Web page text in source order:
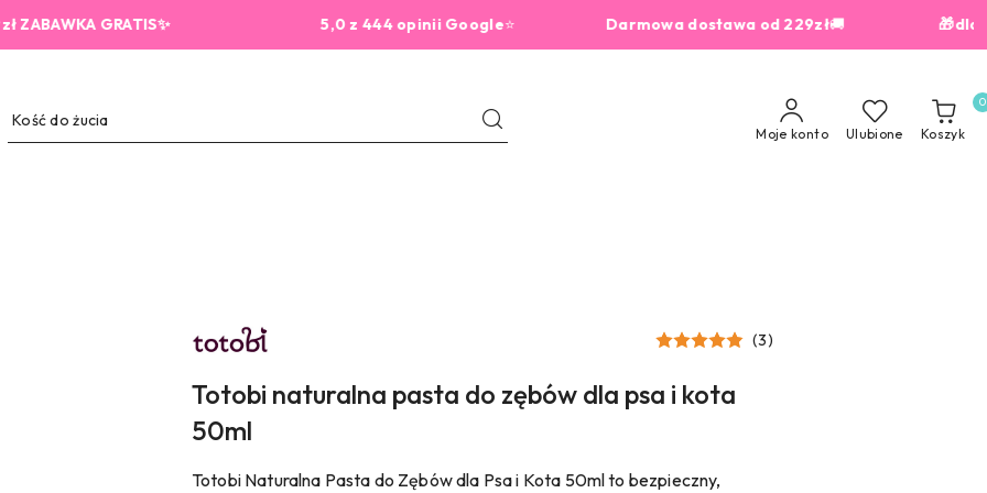
GRATIS✨ 5,0 z 444 opinii Google⭐ Darmowa dostawa od 229zł🚚🎁dla zamówień
Moje konto Ulubione Koszyk
0
NAZWA
PRODUCENTA:
TOTOBI
(3)
Totobi naturalna pasta do zębów dla psa i kota
50ml
Totobi Naturalna Pasta do Zębów dla Psa i Kota 50ml to bezpieczny,